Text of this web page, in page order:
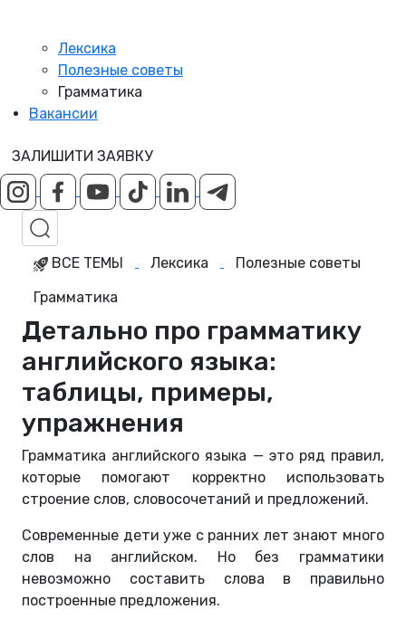
Лексика
Полезные советы
Грамматика
Вакансии
ЗАЛИШИТИ ЗАЯВКУ
ВСЕ ТЕМЫ Лексика
Полезные советы
Грамматика
Детально про грамматику
английского языка:
таблицы, примеры,
упражнения
Грамматика английского языка — это ряд правил,
которые помогают корректно использовать
строение слов, словосочетаний и предложений.
Современные дети уже с ранних лет знают много
слов на английском. Но без грамматики
невозможно составить слова в правильно
построенные предложения.